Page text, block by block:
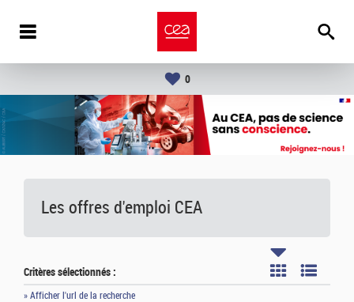
0
Les offres d'emploi CEA
Critères sélectionnés :
» Afficher l'url de la recherche